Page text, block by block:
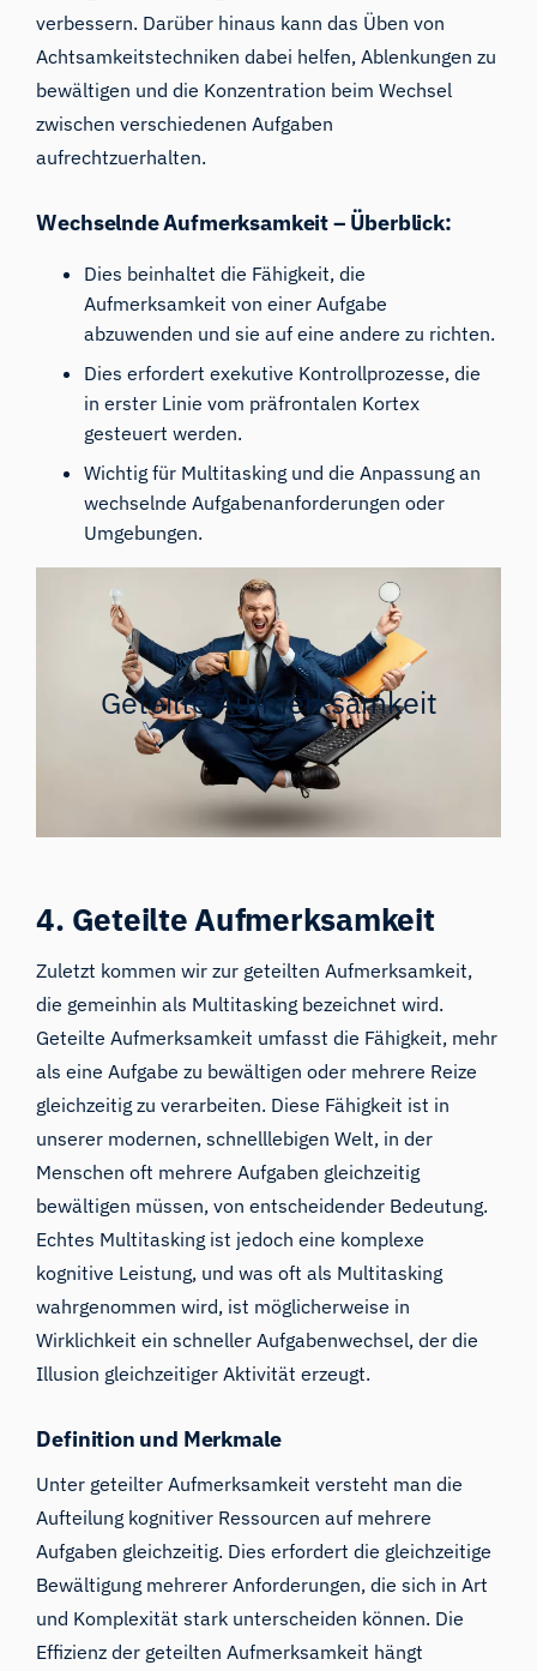
verbessern. Darüber hinaus kann das Üben von
Achtsamkeitstechniken dabei helfen, Ablenkungen zu
bewältigen und die Konzentration beim Wechsel
zwischen verschiedenen Aufgaben
aufrechtzuerhalten.
Wechselnde Aufmerksamkeit – Überblick:
Dies beinhaltet die Fähigkeit, die
Aufmerksamkeit von einer Aufgabe
abzuwenden und sie auf eine andere zu richten.
Dies erfordert exekutive Kontrollprozesse, die
in erster Linie vom präfrontalen Kortex
gesteuert werden.
Wichtig für Multitasking und die Anpassung an
wechselnde Aufgabenanforderungen oder
Umgebungen.
Geteilte Aufmerksamkeit
4. Geteilte Aufmerksamkeit
Zuletzt kommen wir zur geteilten Aufmerksamkeit,
die gemeinhin als Multitasking bezeichnet wird.
Geteilte Aufmerksamkeit umfasst die Fähigkeit, mehr
als eine Aufgabe zu bewältigen oder mehrere Reize
gleichzeitig zu verarbeiten. Diese Fähigkeit ist in
unserer modernen, schnelllebigen Welt, in der
Menschen oft mehrere Aufgaben gleichzeitig
bewältigen müssen, von entscheidender Bedeutung.
Echtes Multitasking ist jedoch eine komplexe
kognitive Leistung, und was oft als Multitasking
wahrgenommen wird, ist möglicherweise in
Wirklichkeit ein schneller Aufgabenwechsel, der die
Illusion gleichzeitiger Aktivität erzeugt.
Definition und Merkmale
Unter geteilter Aufmerksamkeit versteht man die
Aufteilung kognitiver Ressourcen auf mehrere
Aufgaben gleichzeitig. Dies erfordert die gleichzeitige
Bewältigung mehrerer Anforderungen, die sich in Art
und Komplexität stark unterscheiden können. Die
Effizienz der geteilten Aufmerksamkeit hängt